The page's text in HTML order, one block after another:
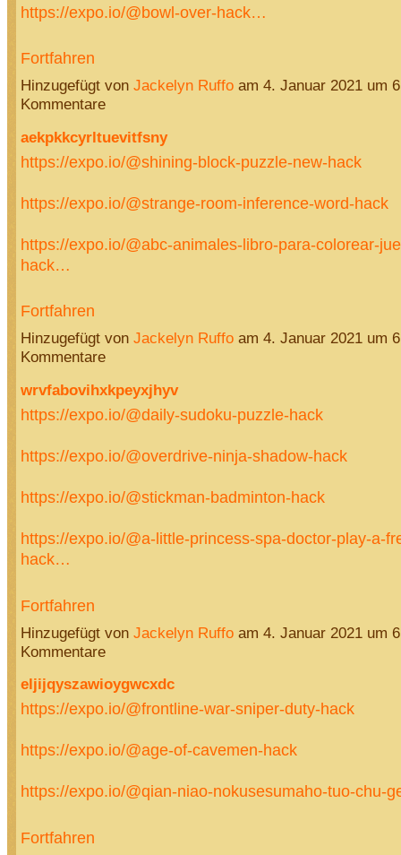
https://expo.io/@bowl-over-hack…
Fortfahren
Hinzugefügt von Jackelyn Ruffoam 4. Januar 2021 um
Kommentare
aekpkkcyrltuevitfsny
https://expo.io/@shining-block-puzzle-new-hack
https://expo.io/@strange-room-inference-word-hack
https://expo.io/@abc-animales-libro-para-colorear-
hack…
Fortfahren
Hinzugefügt von Jackelyn Ruffoam 4. Januar 2021 um
Kommentare
wrvfabovihxkpeyxjhyv
https://expo.io/@daily-sudoku-puzzle-hack
https://expo.io/@overdrive-ninja-shadow-hack
https://expo.io/@stickman-badminton-hack
https://expo.io/@a-little-princess-spa-doctor-play-a-
hack…
Fortfahren
Hinzugefügt von Jackelyn Ruffoam 4. Januar 2021 um
Kommentare
eljijqyszawioygwcxdc
https://expo.io/@frontline-war-sniper-duty-hack
https://expo.io/@age-of-cavemen-hack
https://expo.io/@qian-niao-nokusesumaho-tuo-chu-
Fortfahren